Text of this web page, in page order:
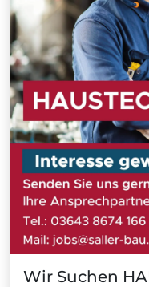
Wir Suchen